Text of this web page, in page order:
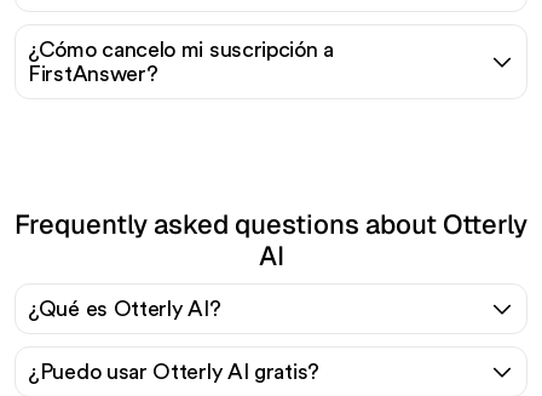
¿Cómo cancelo mi suscripción a
FirstAnswer?
Frequently asked questions about Otterly
AI
¿Qué es Otterly AI?
¿Puedo usar Otterly AI gratis?